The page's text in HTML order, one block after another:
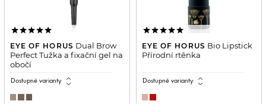
EYE OF HORUS Dual Brow
Perfect Tužka a fixační gel na
obočí
Dostupné varianty expand_all
EYE OF HORUS Bio Lipstick
Přírodní rtěnka
Dostupné varianty expand_all